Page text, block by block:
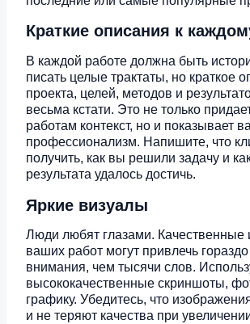
Краткие описания к
В каждой работе должна быть
писать целые трактаты, но краткое
проекта, целей, методов и
весьма кстати. Это не только
работам контекст, но и показывает
профессионализм. Напишите, что
получить, как вы решили задачу и
результата удалось достичь.
Яркие визуалы
Люди любят глазами. Качественные
ваших работ могут привлечь
внимания, чем тысячи слов.
высококачественные скриншоты,
графику. Убедитесь, что
и не теряют качества при